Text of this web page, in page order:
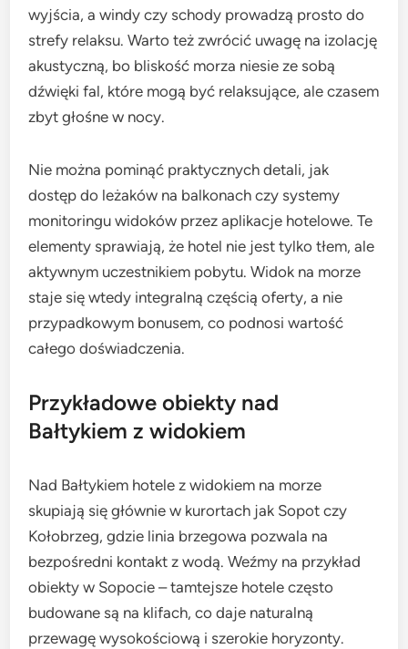
wyjścia, a windy czy schody prowadzą prosto do
strefy relaksu. Warto też zwrócić uwagę na izolację
akustyczną, bo bliskość morza niesie ze sobą
dźwięki fal, które mogą być relaksujące, ale czasem
zbyt głośne w nocy.
Nie można pominąć praktycznych detali, jak
dostęp do leżaków na balkonach czy systemy
monitoringu widoków przez aplikacje hotelowe. Te
elementy sprawiają, że hotel nie jest tylko tłem, ale
aktywnym uczestnikiem pobytu. Widok na morze
staje się wtedy integralną częścią oferty, a nie
przypadkowym bonusem, co podnosi wartość
całego doświadczenia.
Przykładowe obiekty nad
Bałtykiem z widokiem
Nad Bałtykiem hotele z widokiem na morze
skupiają się głównie w kurortach jak Sopot czy
Kołobrzeg, gdzie linia brzegowa pozwala na
bezpośredni kontakt z wodą. Weźmy na przykład
obiekty w Sopocie – tamtejsze hotele często
budowane są na klifach, co daje naturalną
przewagę wysokościową i szerokie horyzonty.